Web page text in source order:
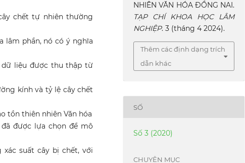
chết tự nhiên thường
lâm phần, nó có ý nghĩa
liệu được thu thập từ
kính và tỷ lệ cây chết
tồn thiên nhiên Văn hóa
được lựa chọn để mô
suất cây bị chết, với
NHIÊN VĂN HÓA ĐỒNG NAI.
TẠP CHÍ KHOA HỌC LÂM
NGHIỆP. 3 (tháng 4 2024).
Thêm các định dạng trích
dẫn khác
SỐ
Số 3 (2020)
CHUYÊN MỤC